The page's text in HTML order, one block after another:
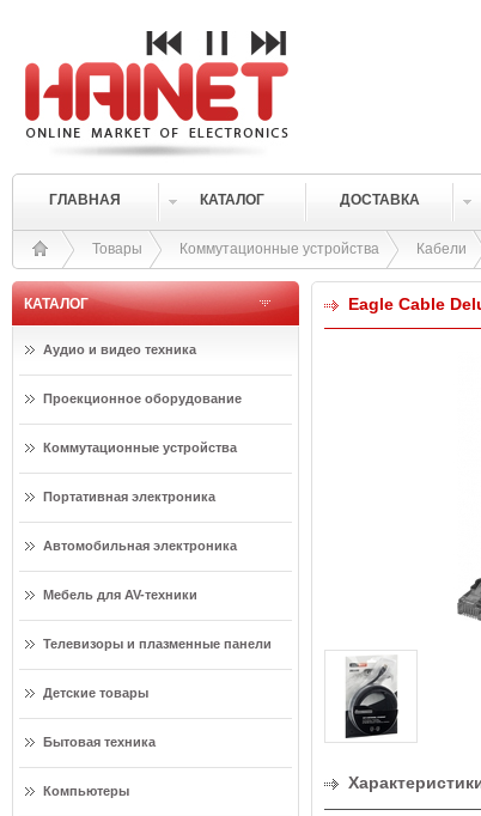
ГЛАВНАЯ КАТАЛОГ ДОСТАВКА
Товары Коммутационные устройства Кабели
КАТАЛОГ
Аудио и видео техника
Проекционное оборудование
Коммутационные устройства
Портативная электроника
Автомобильная электроника
Мебель для AV-техники
Телевизоры и плазменные панели
Детские товары
Бытовая техника
Компьютеры
Eagle Cable